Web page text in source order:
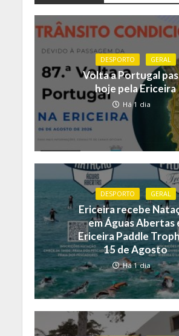
DESPORTO GERAL
Volta a Portugal
hoje pela Ericeira
Há 1 dia
DESPORTO GERAL
Ericeira recebe
em Águas Abertas
Ericeira Paddle
15 de Agosto
Há 1 dia